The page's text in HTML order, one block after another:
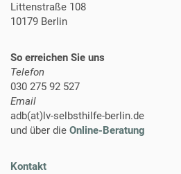
Littenstraße 108
10179 Berlin
So erreichen Sie uns
Telefon
030 275 92 527
Email
adb(at)lv-selbsthilfe-berlin.de
und über die Online-Beratung
Kontakt